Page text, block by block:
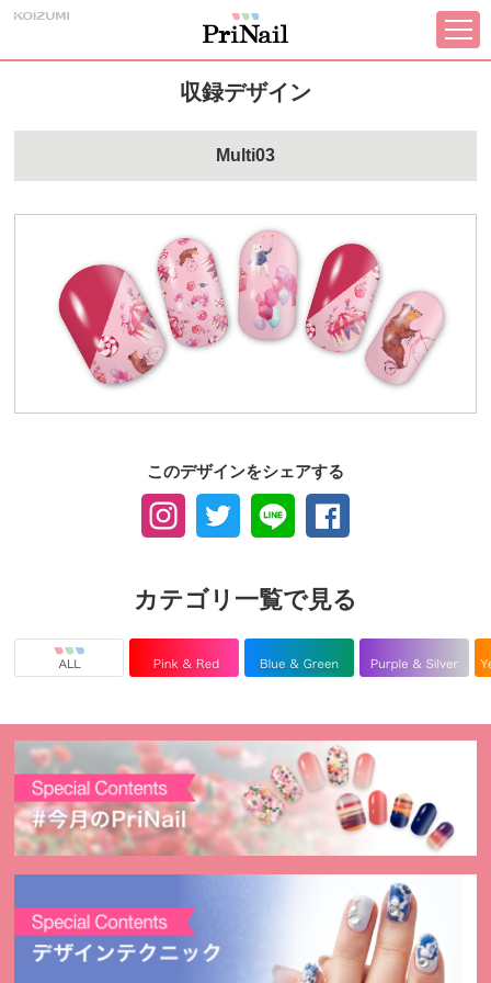
収録デザイン
Multi03
このデザインをシェアする
カテゴリ一覧で見る